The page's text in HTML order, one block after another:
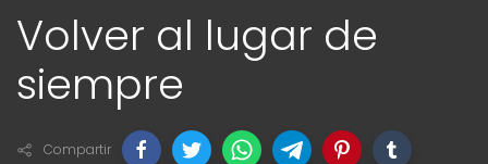
Volver al lugar de
siempre
Compartir